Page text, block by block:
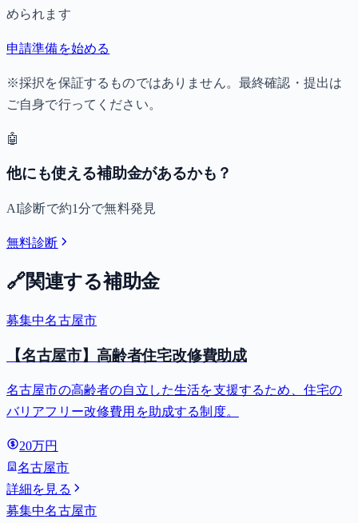
められます
申請準備を始める
※採択を保証するものではありません。最終確認・提出は
ご自身で行ってください。
🤖
他にも使える補助金があるかも？
AI診断で約1分で無料発見
無料診断
🔗関連する補助金
募集中名古屋市
【名古屋市】高齢者住宅改修費助成
名古屋市の高齢者の自立した生活を支援するため、住宅の
バリアフリー改修費用を助成する制度。
20万円
名古屋市
詳細を見る
募集中名古屋市